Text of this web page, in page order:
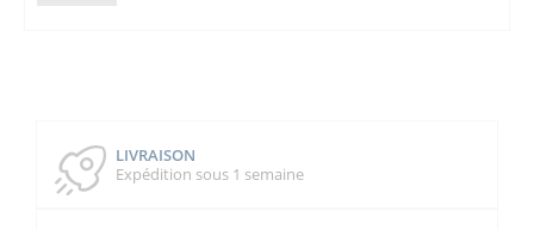
LIVRAISON
Expédition sous 1 semaine